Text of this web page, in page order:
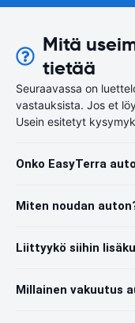
Mitä
tietää
Seuraavassa on
vastauksista. Jos et
Usein esitetyt
Onko EasyTerra
Miten noudan
Liittyykö siihin
Millainen vakuutus